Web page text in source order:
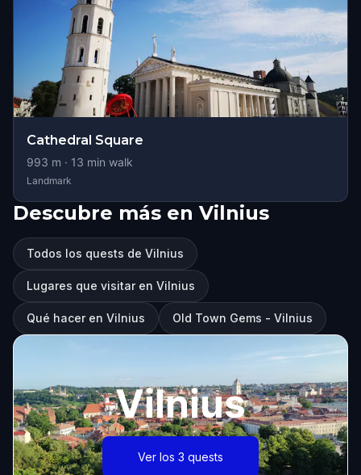
Cathedral Square
993 m · 13 min walk
Landmark
Descubre más en Vilnius
Todos los quests de Vilnius
Lugares que visitar en Vilnius
Qué hacer en Vilnius Old Town Gems - Vilnius
Vilnius
Ver los 3 quests